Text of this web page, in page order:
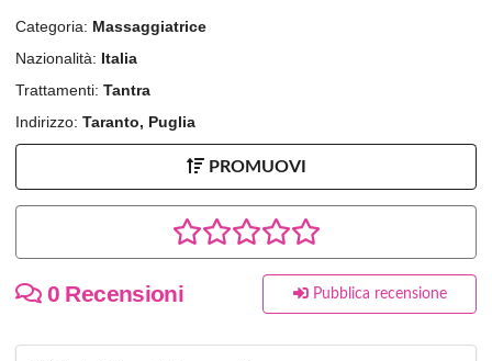
Categoria: Massaggiatrice
Nazionalità: Italia
Trattamenti: Tantra
Indirizzo: Taranto, Puglia
PROMUOVI
0 Recensioni Pubblica recensione